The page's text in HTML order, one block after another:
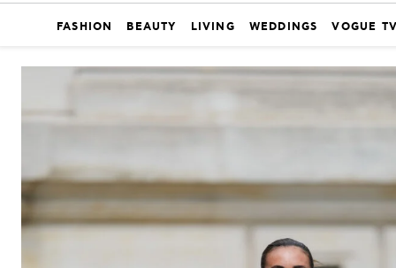
FASHION BEAUTY LIVING WEDDINGS VOGUE